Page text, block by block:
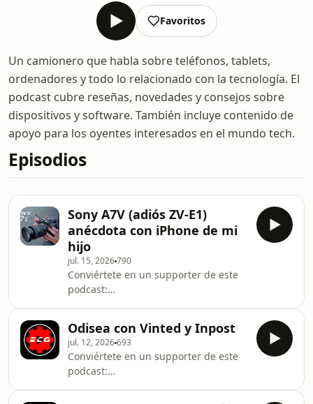
Favoritos
Un camionero que habla sobre teléfonos, tablets,
ordenadores y todo lo relacionado con la tecnología. El
podcast cubre reseñas, novedades y consejos sobre
dispositivos y software. También incluye contenido de
apoyo para los oyentes interesados en el mundo tech.
Episodios
Sony A7V (adiós ZV-E1)
anécdota con iPhone de mi
hijo
jul. 15, 2026790
Conviértete en un supporter de este
podcast:
Odisea con Vinted y Inpost
jul. 12, 2026693
Conviértete en un supporter de este
podcast:
camionero-geek--431234/support.